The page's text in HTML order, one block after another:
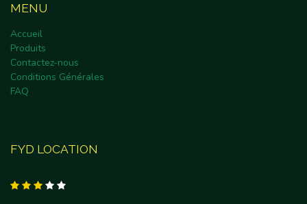
MENU
Accueil
Produits
Contactez-nous
Conditions Générales
FAQ
FYD LOCATION